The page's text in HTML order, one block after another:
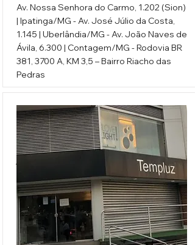
Av. Nossa Senhora do Carmo, 1.202 (Sion)
| Ipatinga/MG - Av. José Júlio da Costa,
1.145 | Uberlândia/MG - Av. João Naves de
Ávila, 6.300 | Contagem/MG - Rodovia BR
381, 3700 A, KM 3,5 – Bairro Riacho das
Pedras
Templuz